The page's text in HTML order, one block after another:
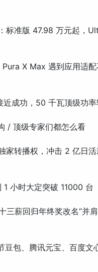
标准版 47.98 万元起，
X Max 遇到应用适
成功，50 千瓦顶级功率
/ 顶级专家们都怎么看
转播权，冲击 2 亿日
小时大定突破 11000 台
三薪回归年终奖改名“并
包、腾讯元宝、百度文